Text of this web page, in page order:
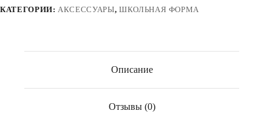
КАТЕГОРИИ:АКСЕССУАРЫ, ШКОЛЬНАЯ ФОРМА
Описание
Отзывы (0)